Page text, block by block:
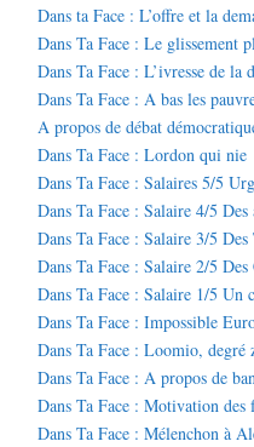
Dans ta Face : L’offre et la
Dans Ta Face : Le glissement
Dans Ta Face : L’ivresse de la
Dans Ta Face : A bas les
A propos de débat
Dans Ta Face : Lordon qui nie
Dans Ta Face : Salaires 5/5
Dans Ta Face : Salaire 4/5 Des
Dans Ta Face : Salaire 3/5 Des
Dans Ta Face : Salaire 2/5 Des
Dans Ta Face : Salaire 1/5 Un
Dans Ta Face : Impossible
Dans Ta Face : Loomio, degré
Dans Ta Face : A propos de
Dans Ta Face : Motivation des
Dans Ta Face : Mélenchon à